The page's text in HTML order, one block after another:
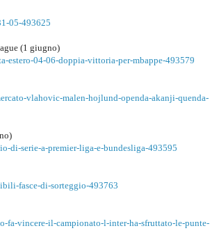
05-493625
(1 giugno)
estero-04-06-doppia-vittoria-per-mbappe-493579
vlahovic-malen-hojlund-openda-akanji-quenda-
di-serie-a-premier-liga-e-bundesliga-493595
fasce-di-sorteggio-493763
fa-vincere-il-campionato-l-inter-ha-sfruttato-le-punte-